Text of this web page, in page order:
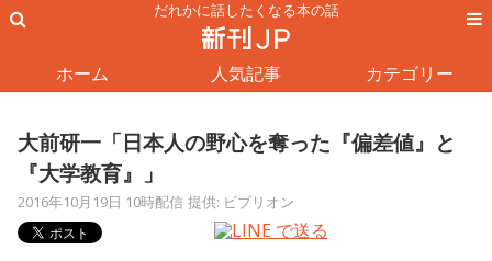
だれかに話したくなる本の話
ホーム 人気記事 カテゴリー
大前研一「日本人の野心を奪った『偏差値』と
『大学教育』」
2016年10月19日 10時配信 提供: ビブリオン